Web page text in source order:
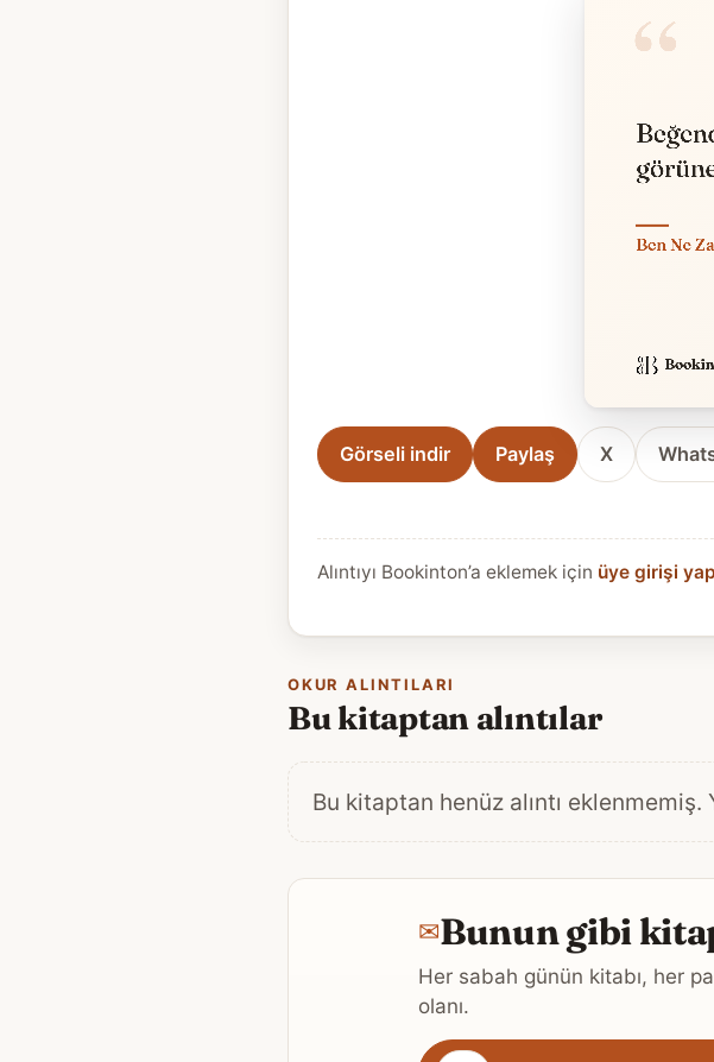
Görseli indir Paylaş X
Alıntıyı Bookinton’a eklemek için üye girişi yap
OKUR ALINTILARI
Bu kitaptan alıntılar
Bu kitaptan henüz alıntı eklenmemiş.
✉Bunun gibi
Her sabah günün kitabı, her
olanı.
Gönderim